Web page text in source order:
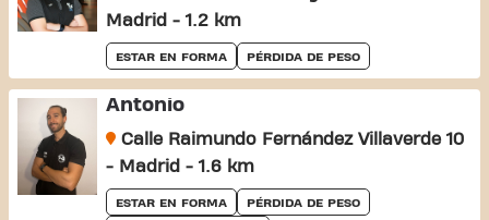
Madrid - 1.2 km
ESTAR EN FORMA PÉRDIDA DE PESO
Antonio
Calle Raimundo Fernández Villaverde 10
- Madrid - 1.6 km
ESTAR EN FORMA PÉRDIDA DE PESO